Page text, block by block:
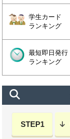
学生カード
ランキング
最短即日発行
ランキング
STEP1